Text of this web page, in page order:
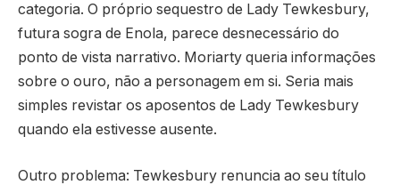
categoria. O próprio sequestro de Lady Tewkesbury,
futura sogra de Enola, parece desnecessário do
ponto de vista narrativo. Moriarty queria informações
sobre o ouro, não a personagem em si. Seria mais
simples revistar os aposentos de Lady Tewkesbury
quando ela estivesse ausente.
Outro problema: Tewkesbury renuncia ao seu título